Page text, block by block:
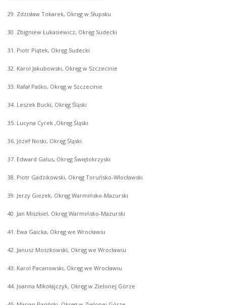
29. Zdzisław Tokarek, Okręg w Słupsku
30. Zbigniew Łukasiewicz, Okręg Sudecki
31. Piotr Piątek, Okręg Sudecki
32. Karol Jakubowski, Okręg w Szczecinie
33. Rafał Paśko, Okręg w Szczecinie
34. Leszek Bucki, Okręg Śląski
35. Lucyna Cyrek ,Okręg Śląski
36. Józef Noski, Okręg Śląski
37. Edward Galus, Okręg Świętokrzyski
38. Piotr Gadzikowski, Okręg Toruńsko-Włocławski
39. Jerzy Giezek, Okręg Warmińsko-Mazurski
40. Jan Miszkiel, Okręg Warmińsko-Mazurski
41. Ewa Gaicka, Okręg we Wrocławiu
42. Janusz Moszkowski, Okręg we Wrocławiu
43. Karol Pacanowski, Okręg we Wrocławiu
44. Joanna Mikołajczyk, Okręg w Zielonej Górze